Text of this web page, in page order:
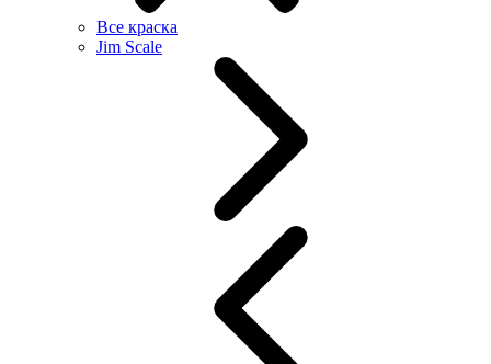
Все краска
Jim Scale